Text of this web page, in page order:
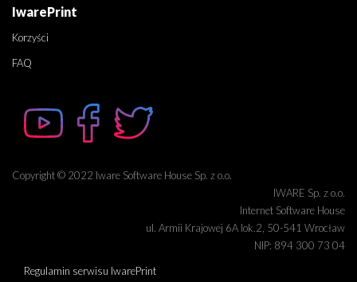
IwarePrint
Korzyści
FAQ
Copyright © 2022 Iware Software House Sp. z o.o.
IWARE Sp. z o.o.
Internet Software House
ul. Armii Krajowej 6A lok.2, 50-541 Wrocław
NIP: 894 300 73 04
Regulamin serwisu IwarePrint